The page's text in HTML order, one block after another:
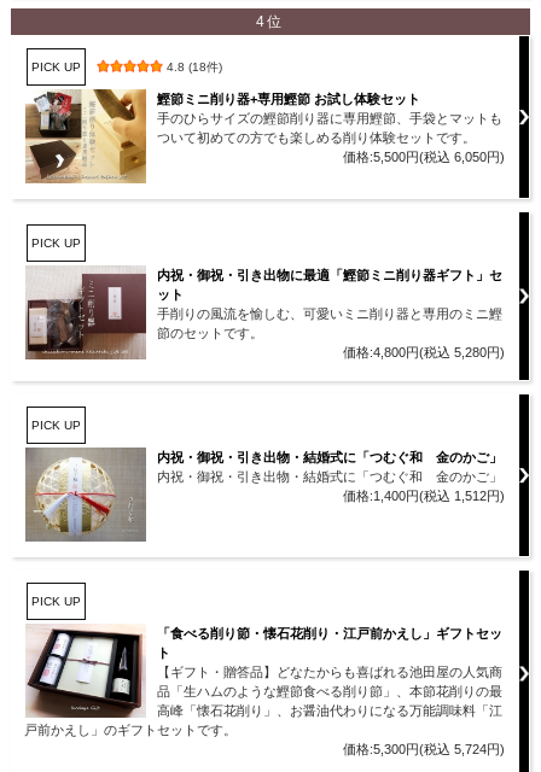
4位
PICK UP 4.8 (18件)
鰹節ミニ削り器+専用鰹節 お試し体験セット
手のひらサイズの鰹節削り器に専用鰹節、手袋とマットも
ついて初めての方でも楽しめる削り体験セットです。
価格:5,500円(税込 6,050円)
PICK UP
内祝・御祝・引き出物に最適「鰹節ミニ削り器ギフト」セ
ット
手削りの風流を愉しむ、可愛いミニ削り器と専用のミニ鰹
節のセットです。
価格:4,800円(税込 5,280円)
PICK UP
内祝・御祝・引き出物・結婚式に「つむぐ和 金のかご」
内祝・御祝・引き出物・結婚式に「つむぐ和 金のかご」
価格:1,400円(税込 1,512円)
PICK UP
「食べる削り節・懐石花削り・江戸前かえし」ギフトセッ
ト
【ギフト・贈答品】どなたからも喜ばれる池田屋の人気商
品「生ハムのような鰹節食べる削り節」、本節花削りの最
高峰「懐石花削り」、お醤油代わりになる万能調味料「江
戸前かえし」のギフトセットです。
価格:5,300円(税込 5,724円)